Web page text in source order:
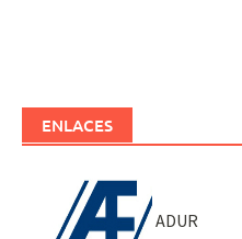
ENLACES
ADUR